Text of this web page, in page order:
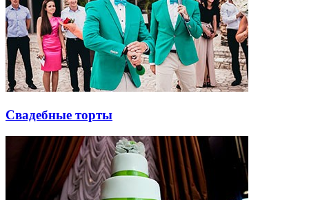
Свадебные торты